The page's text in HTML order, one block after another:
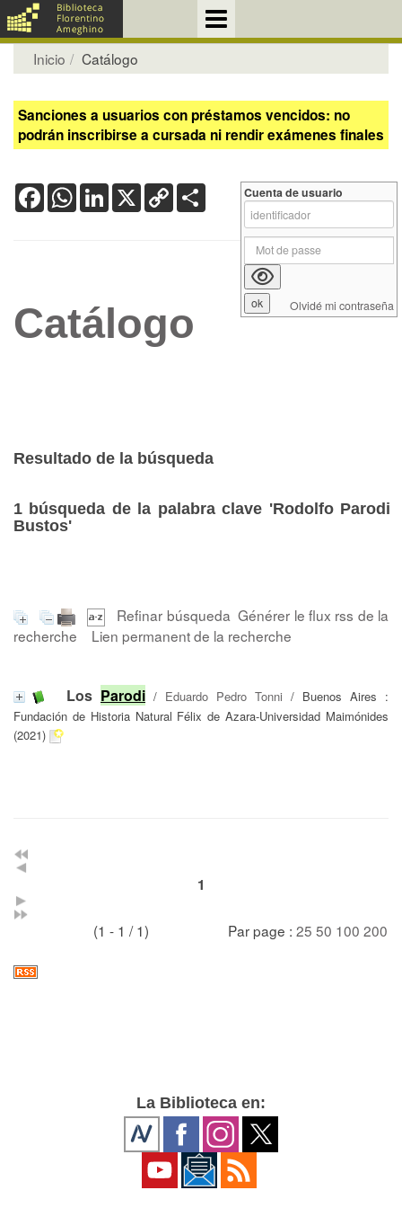
Inicio Catálogo
Sanciones a usuarios con préstamos vencidos: no
podrán inscribirse a cursada ni rendir exámenes finales
FacebookWhatsApp
LinkedIn
X Copy
Link
Catálogo
Resultado de la búsqueda
1 búsqueda de la palabra clave 'Rodolfo Parodi
Bustos'
Refinar búsqueda Générer le flux rss de la
recherche
Lien permanent de la recherche
Los Parodi / Eduardo Pedro Tonni / Buenos Aires :
Fundación de Historia Natural Félix de Azara-Universidad Maimónides
(2021)
1
(1 - 1 / 1) Par page : 25 50 100 200
Cuenta de usuario
Olvidé mi contraseña
La Biblioteca en: